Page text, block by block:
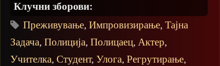
Клучни зборови:
Преживување, Импровизирање, Тајна
Задача, Полиција, Полицаец, Актер,
Учителка, Студент, Улога, Регрутирање,